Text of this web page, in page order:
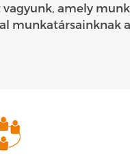
vagyunk, amely
munkatársainknak